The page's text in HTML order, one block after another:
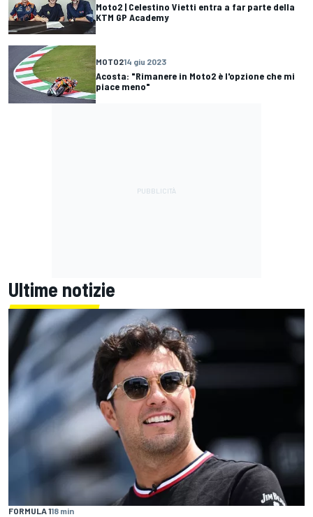
Moto2 | Celestino Vietti entra a far parte della
KTM GP Academy
MOTO214 giu 2023
Acosta: "Rimanere in Moto2 è l'opzione che mi
piace meno"
Ultime notizie
FORMULA 118 min